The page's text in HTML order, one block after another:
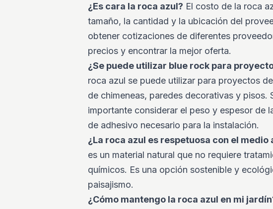
¿Es cara la roca azul? El costo de la roca
tamaño, la cantidad y la ubicación del
obtener cotizaciones de diferentes
precios y encontrar la mejor oferta.
¿Se puede utilizar blue rock para
roca azul se puede utilizar para proyectos
de chimeneas, paredes decorativas y pisos.
importante considerar el peso y espesor de
de adhesivo necesario para la instalación.
¿La roca azul es respetuosa con el medio
es un material natural que no requiere
químicos. Es una opción sostenible y
paisajismo.
¿Cómo mantengo la roca azul en mi